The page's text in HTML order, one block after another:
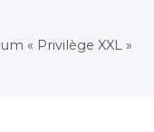
« Privilège XXL »